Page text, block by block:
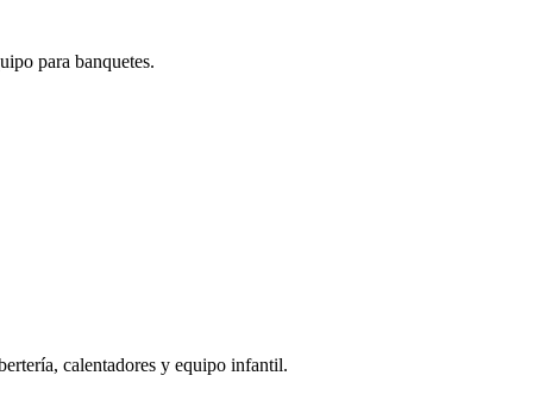
para banquetes.
calentadores y equipo infantil.